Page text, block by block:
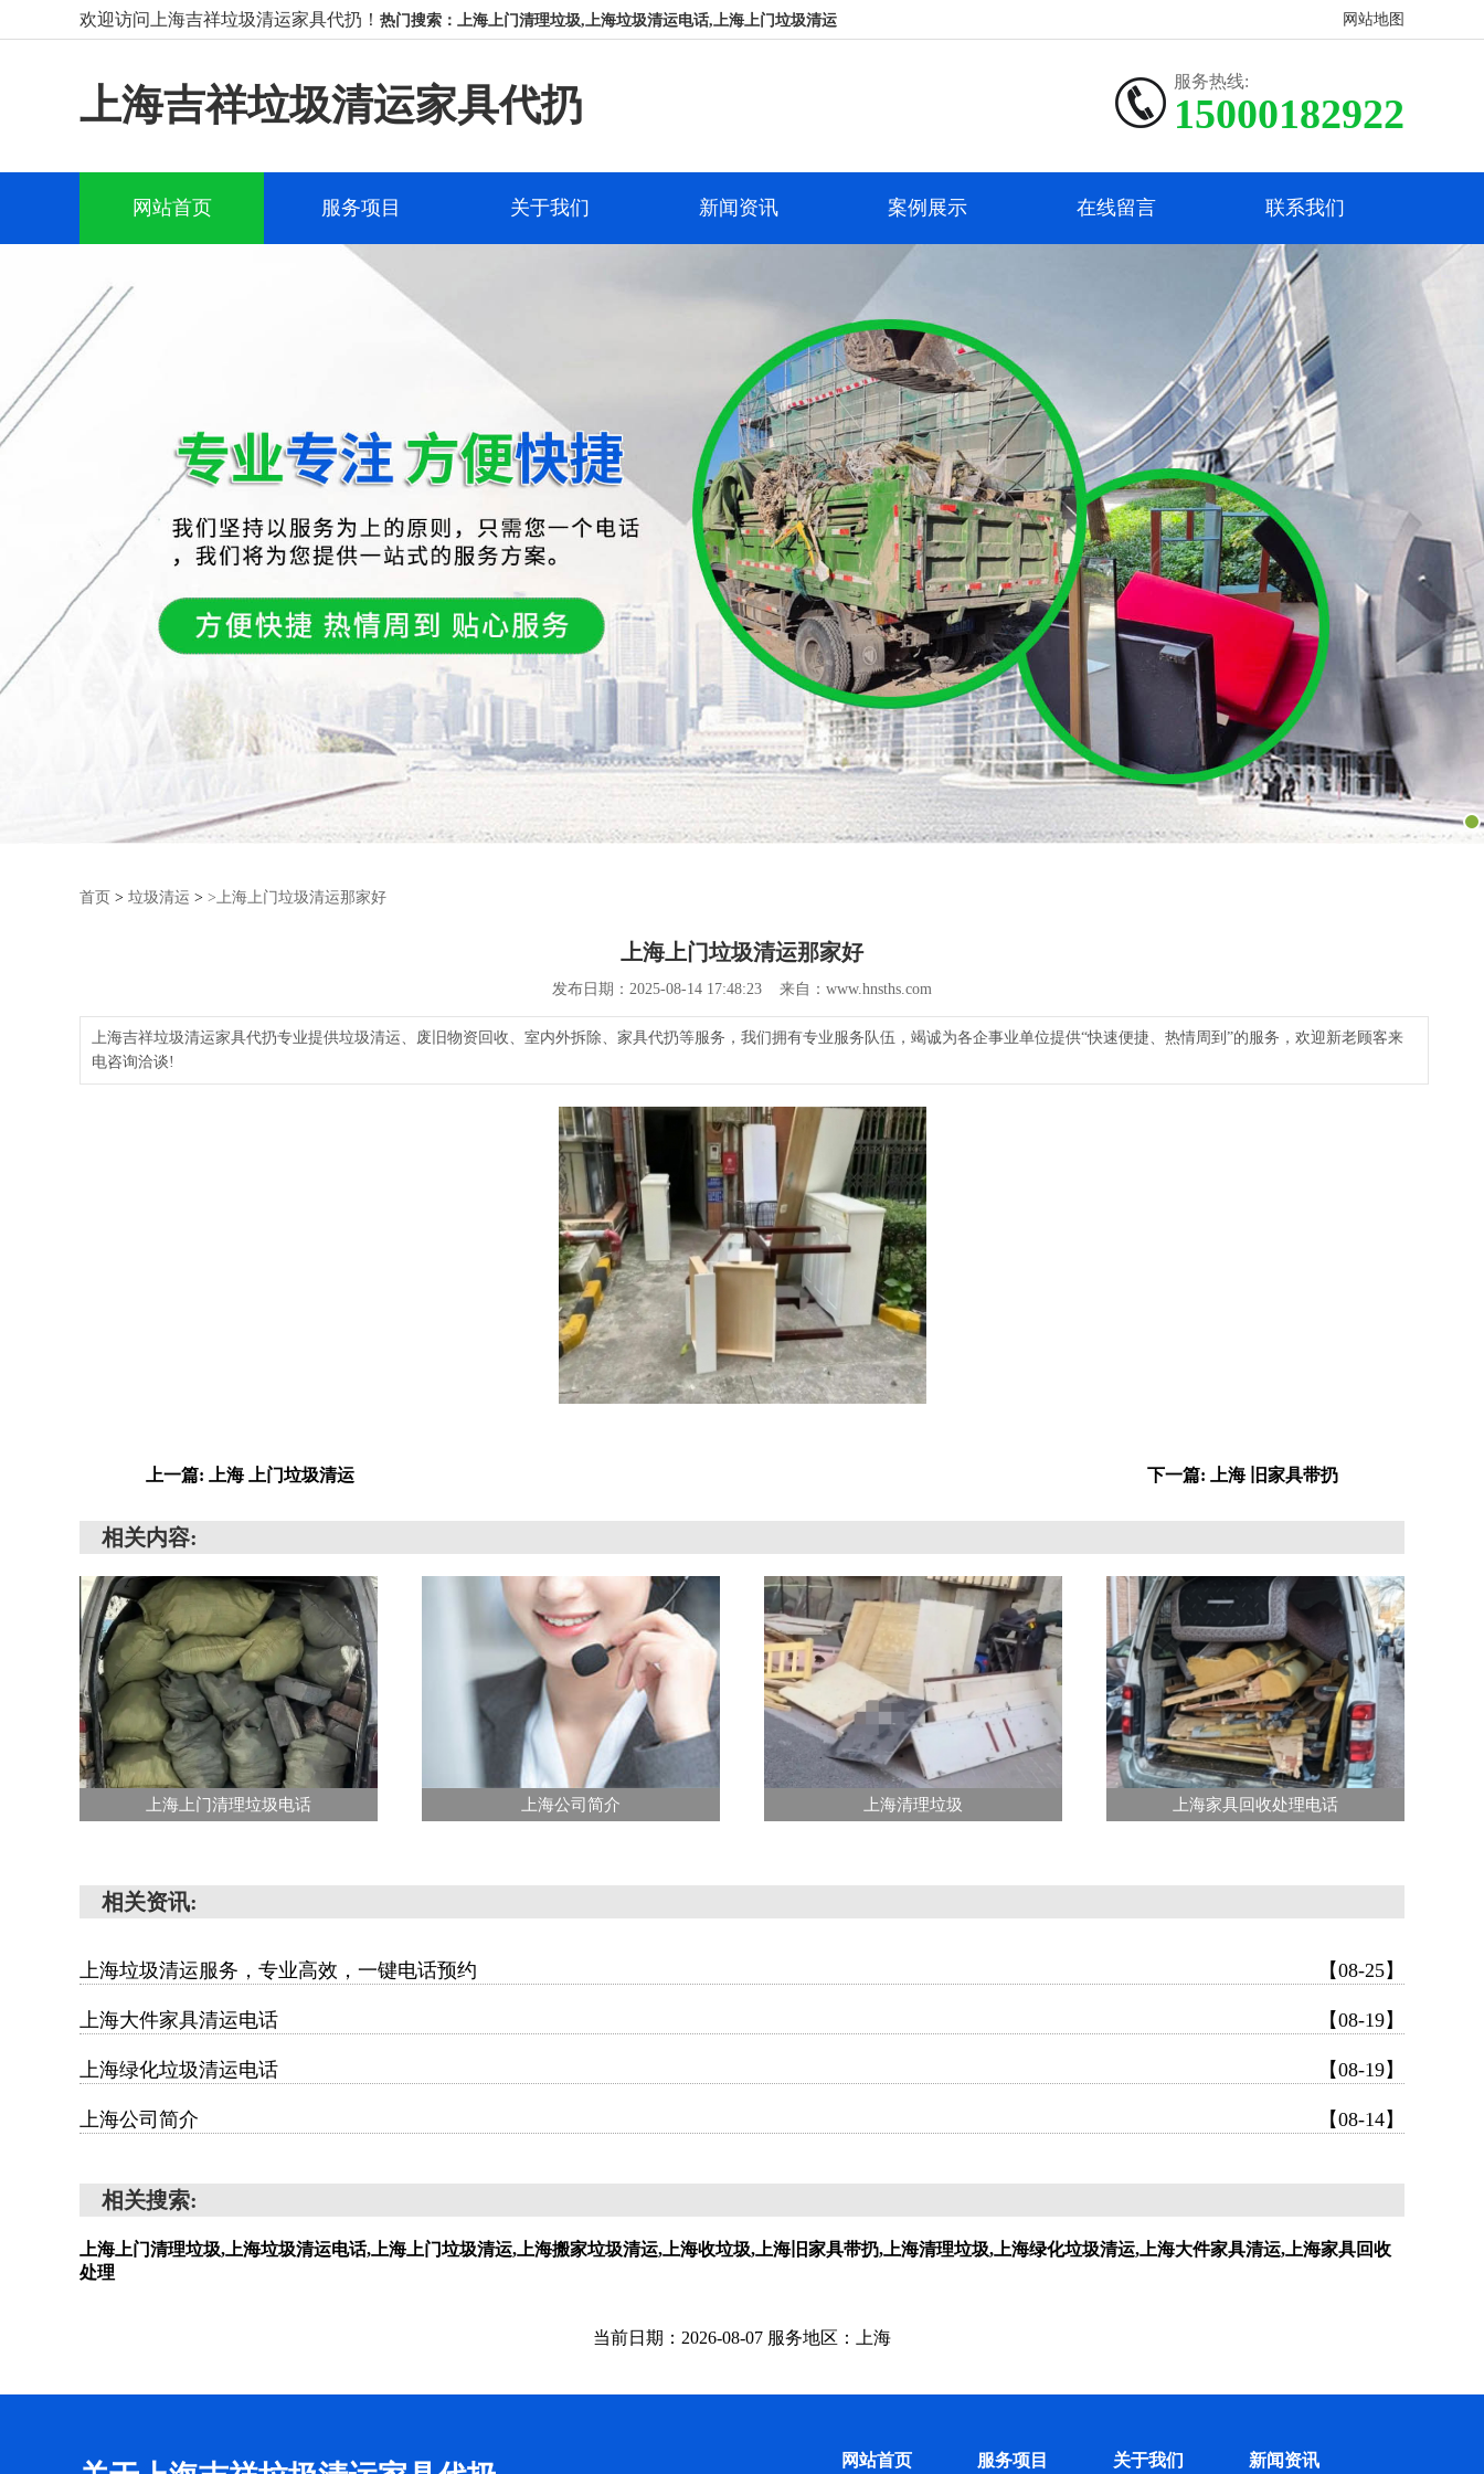
欢迎访问上海吉祥垃圾清运家具代扔！ 热门搜索：上海上门清理垃圾,上海垃圾清运电话,上海上门垃圾清运 网站地图
上海吉祥垃圾清运家具代扔
服务热线:
15000182922
网站首页 服务项目 关于我们 新闻资讯 案例展示 在线留言 联系我们
首页 > 垃圾清运 > >上海上门垃圾清运那家好
上海上门垃圾清运那家好
发布日期：2025-08-14 17:48:23 来自：www.hnsths.com
上海吉祥垃圾清运家具代扔专业提供垃圾清运、废旧物资回收、室内外拆除、家具代扔等服务，我们拥有专业服务队伍，竭诚为各企事业单位提供“快速便捷、热情周到”的服务，欢迎新老顾客来
电咨询洽谈!
上一篇: 上海 上门垃圾清运 下一篇: 上海 旧家具带扔
相关内容:
上海上门清理垃圾电话 上海公司简介 上海清理垃圾 上海家具回收处理电话
相关资讯:
上海垃圾清运服务，专业高效，一键电话预约 【08-25】
上海大件家具清运电话 【08-19】
上海绿化垃圾清运电话 【08-19】
上海公司简介 【08-14】
相关搜索:
上海上门清理垃圾,上海垃圾清运电话,上海上门垃圾清运,上海搬家垃圾清运,上海收垃圾,上海旧家具带扔,上海清理垃圾,上海绿化垃圾清运,上海大件家具清运,上海家具回收
处理
当前日期：2026-08-07 服务地区：上海
网站首页 服务项目 关于我们 新闻资讯